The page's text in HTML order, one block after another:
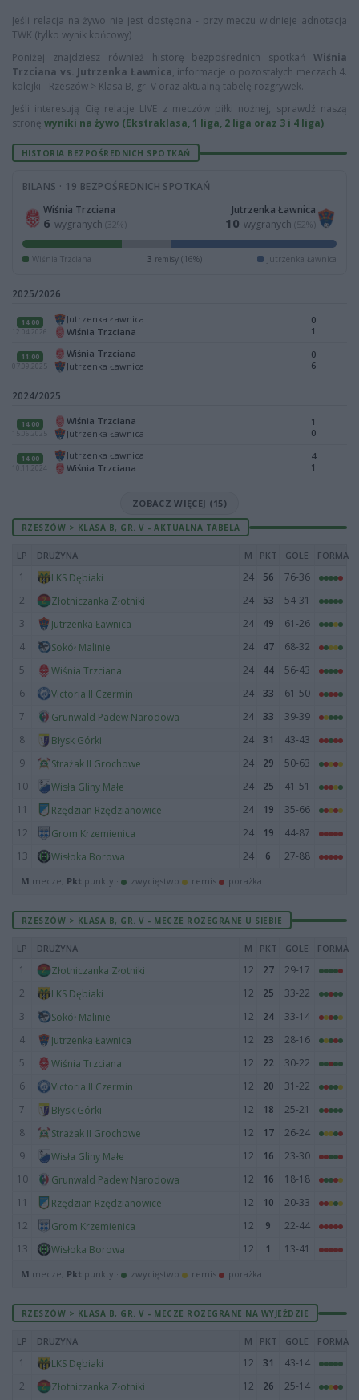
Jeśli relacja na żywo nie jest dostępna - przy meczu widnieje adnotacja
TWK (tylko wynik końcowy)
Poniżej znajdziesz również historę bezpośrednich spotkań Wiśnia
Trzciana vs. Jutrzenka Ławnica, informacje o pozostałych meczach 4.
kolejki - Rzeszów > Klasa B, gr. V oraz aktualną tabelę rozgrywek.
Jeśli interesują Cię relacje LIVE z meczów piłki nożnej, sprawdź naszą
stronę wyniki na żywo (Ekstraklasa, 1 liga, 2 liga oraz 3 i 4 liga).
HISTORIA BEZPOŚREDNICH SPOTKAŃ
BILANS · 19 BEZPOŚREDNICH SPOTKAŃ
Wiśnia Trzciana
6 wygranych (32%)
Jutrzenka Ławnica
10 wygranych (52%)
Wiśnia Trzciana 3 remisy (16%) Jutrzenka Ławnica
2025/2026
14:00
12.04.2026
Jutrzenka Ławnica
Wiśnia Trzciana
0
1
11:00
07.09.2025
Wiśnia Trzciana
Jutrzenka Ławnica
0
6
2024/2025
14:00
15.06.2025
Wiśnia Trzciana
Jutrzenka Ławnica
1
0
14:00
10.11.2024
Jutrzenka Ławnica
Wiśnia Trzciana
4
1
ZOBACZ WIĘCEJ (15)
RZESZÓW > KLASA B, GR. V - AKTUALNA TABELA
LP DRUŻYNA M PKT GOLE FORMA
1 LKS Dębiaki 24 56
76-36
2
Złotniczanka Złotniki 24 53
54-31
3
Jutrzenka Ławnica 24 49
61-26
4
Sokół Malinie 24 47
68-32
5
Wiśnia Trzciana 24 44
56-43
6
Victoria II Czermin 24 33
61-50
7
Grunwald Padew Narodowa 24 33
39-39
8
Błysk Górki 24 31
43-43
9
Strażak II Grochowe 24 29
50-63
10
Wisła Gliny Małe 24 25
41-51
11
Rzędzian Rzędzianowice 24 19
35-66
12
Grom Krzemienica 24 19
44-87
13
Wisłoka Borowa 24 6 27-88
M mecze, Pkt punkty · zwycięstwo remis porażka
RZESZÓW > KLASA B, GR. V - MECZE ROZEGRANE U SIEBIE
LP DRUŻYNA M PKT GOLE FORMA
1 Złotniczanka Złotniki 12 27
29-17
2
LKS Dębiaki 12 25
33-22
3
Sokół Malinie 12 24
33-14
4
Jutrzenka Ławnica 12 23
28-16
5
Wiśnia Trzciana 12 22
30-22
6
Victoria II Czermin 12 20
31-22
7
Błysk Górki 12 18
25-21
8
Strażak II Grochowe 12 17
26-24
9
Wisła Gliny Małe 12 16
23-30
10
Grunwald Padew Narodowa 12 16
18-18
11
Rzędzian Rzędzianowice 12 10
20-33
12
Grom Krzemienica 12 9
22-44
13
Wisłoka Borowa 12 1 13-41
M mecze, Pkt punkty · zwycięstwo remis porażka
RZESZÓW > KLASA B, GR. V - MECZE ROZEGRANE NA WYJEŹDZIE
LP DRUŻYNA M PKT GOLE FORMA
1 LKS Dębiaki 12 31
43-14
2
Złotniczanka Złotniki 12 26 25-14